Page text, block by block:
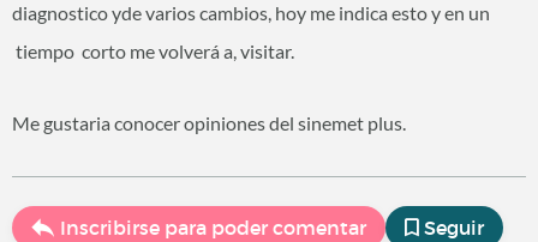
diagnostico yde varios cambios, hoy me indica esto y en un
tiempo corto me volverá a, visitar.
Me gustaria conocer opiniones del sinemet plus.
Inscribirse para poder comentar Seguir